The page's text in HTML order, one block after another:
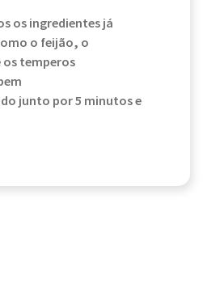
os ingredientes já
o feijão, o
os temperos
junto por 5 minutos e